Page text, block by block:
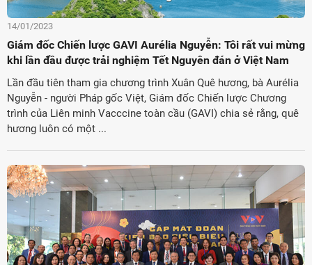
14/01/2023
Giám đốc Chiến lược GAVI Aurélia Nguyễn: Tôi rất vui mừng
khi lần đầu được trải nghiệm Tết Nguyên đán ở Việt Nam
Lần đầu tiên tham gia chương trình Xuân Quê hương, bà Aurélia
Nguyễn - người Pháp gốc Việt, Giám đốc Chiến lược Chương
trình của Liên minh Vacccine toàn cầu (GAVI) chia sẻ rằng, quê
hương luôn có một ...